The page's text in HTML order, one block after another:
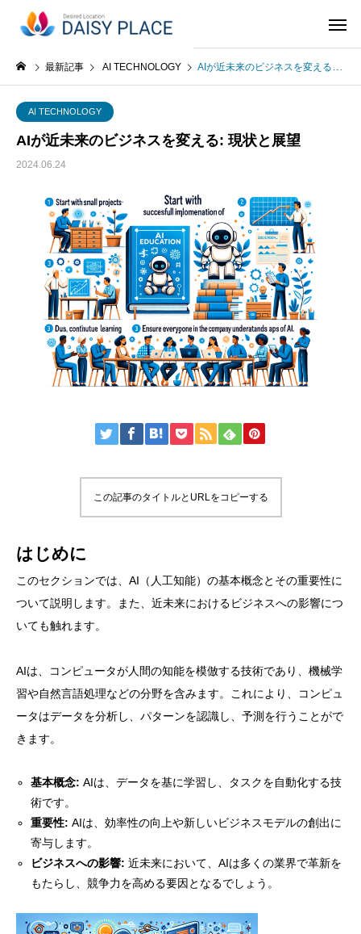
最新記事 AI TECHNOLOGY AIが近未来のビジネスを変える: 現状と展望
AI TECHNOLOGY
AIが近未来のビジネスを変える: 現状と展望
2024.06.24
この記事のタイトルとURLをコピーする
はじめに
このセクションでは、AI（人工知能）の基本概念とその重要性に
ついて説明します。また、近未来におけるビジネスへの影響につ
いても触れます。
AIは、コンピュータが人間の知能を模倣する技術であり、機械学
習や自然言語処理などの分野を含みます。これにより、コンピュ
ータはデータを分析し、パターンを認識し、予測を行うことがで
きます。
基本概念: AIは、データを基に学習し、タスクを自動化する技
術です。
重要性: AIは、効率性の向上や新しいビジネスモデルの創出に
寄与します。
ビジネスへの影響: 近未来において、AIは多くの業界で革新を
もたらし、競争力を高める要因となるでしょう。